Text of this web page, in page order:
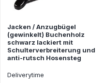
Jacken / Anzugbügel
(gewinkelt) Buchenholz
schwarz lackiert mit
Schulterverbreiterung und
anti-rutsch Hosensteg
Deliverytime